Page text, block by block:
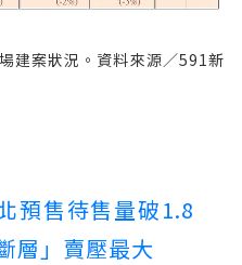
建案狀況。資料來源／591新
預售待售量破1.8
層」賣壓最大